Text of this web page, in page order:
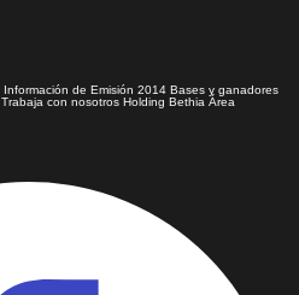
Información de Emisión 2014 Bases y ganadores
Trabaja con nosotros Holding Bethia Área